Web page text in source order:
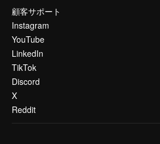
顧客サポート
Instagram
YouTube
LinkedIn
TikTok
Discord
X
Reddit